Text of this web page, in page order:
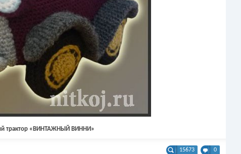
трактор «ВИНТАЖНЫЙ ВИННИ»
15673 0